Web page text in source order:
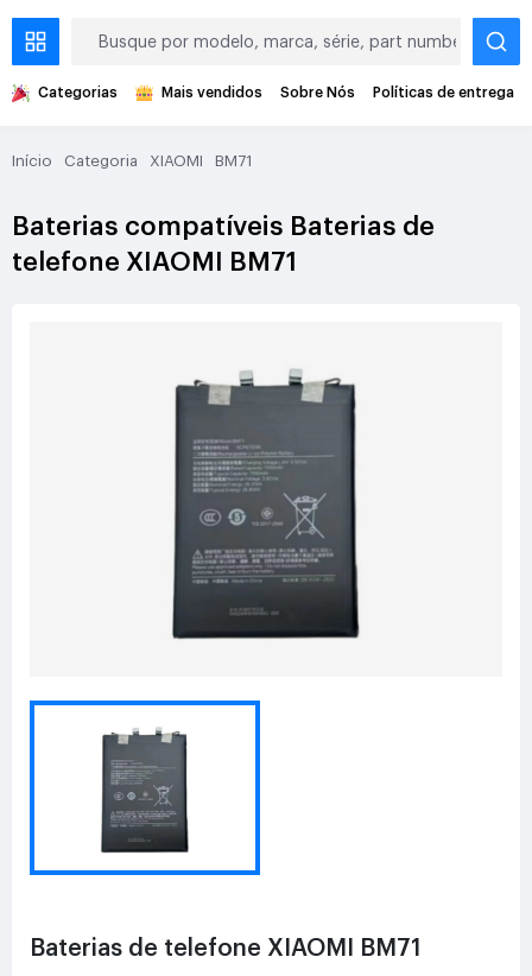
Categorias Mais vendidos Sobre Nós Políticas de entrega
Início Categoria XIAOMI BM71
Baterias compatíveis Baterias de
telefone XIAOMI BM71
Baterias de telefone XIAOMI BM71